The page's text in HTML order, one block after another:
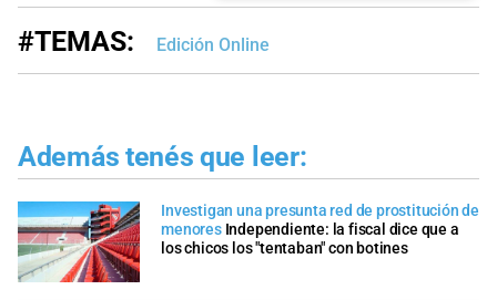
#TEMAS: Edición Online
Además tenés que leer:
Investigan una presunta red de prostitución de
menores Independiente: la fiscal dice que a
los chicos los "tentaban" con botines